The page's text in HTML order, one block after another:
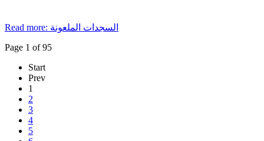
Read more: السجدات الملعونة
Page 1 of 95
Start
Prev
1
2
3
4
5